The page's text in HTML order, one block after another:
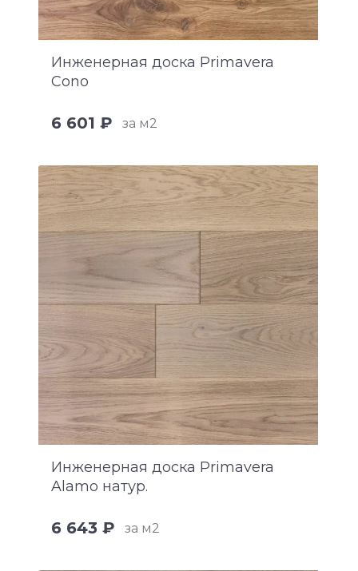
Инженерная доска Primavera
Cono
6 601 ₽ за м2
Инженерная доска Primavera
Alamo натур.
6 643 ₽ за м2